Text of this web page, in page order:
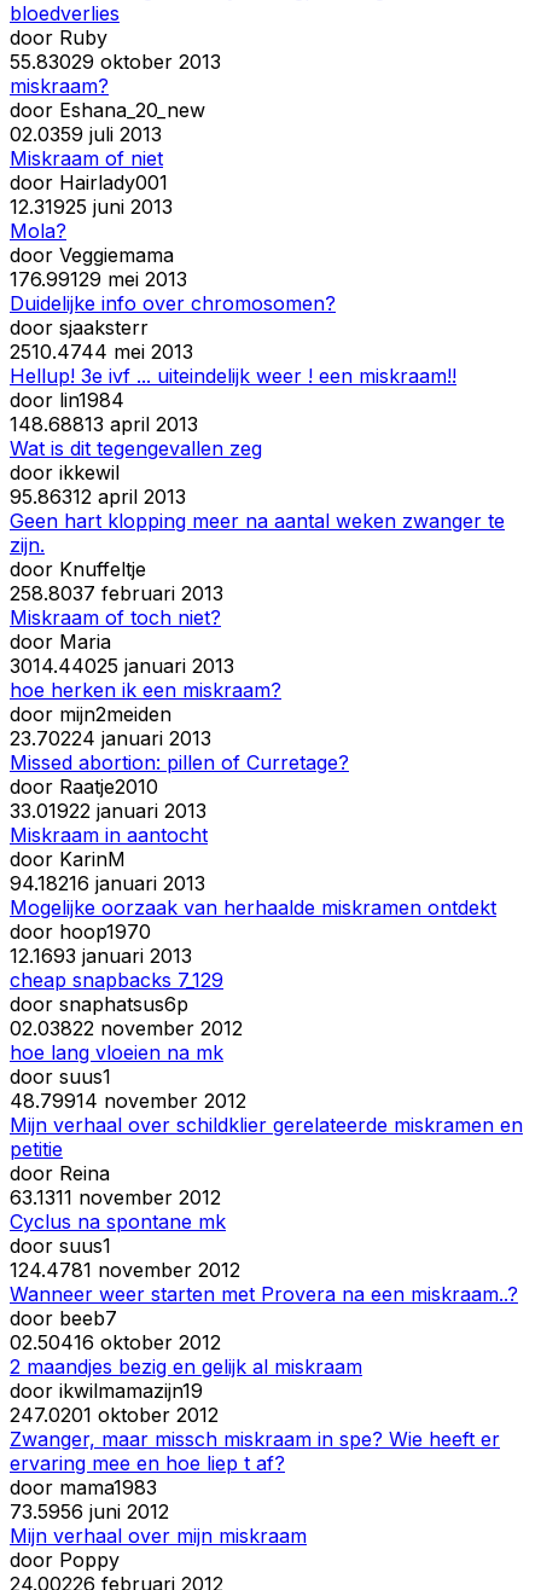
bloedverlies
door Ruby
55.83029 oktober 2013
miskraam?
door Eshana_20_new
02.0359 juli 2013
Miskraam of niet
door Hairlady001
12.31925 juni 2013
Mola?
door Veggiemama
176.99129 mei 2013
Duidelijke info over chromosomen?
door sjaaksterr
2510.4744 mei 2013
Hellup! 3e ivf ... uiteindelijk weer ! een miskraam!!
door lin1984
148.68813 april 2013
Wat is dit tegengevallen zeg
door ikkewil
95.86312 april 2013
Geen hart klopping meer na aantal weken zwanger te
zijn.
door Knuffeltje
258.8037 februari 2013
Miskraam of toch niet?
door Maria
3014.44025 januari 2013
hoe herken ik een miskraam?
door mijn2meiden
23.70224 januari 2013
Missed abortion: pillen of Curretage?
door Raatje2010
33.01922 januari 2013
Miskraam in aantocht
door KarinM
94.18216 januari 2013
Mogelijke oorzaak van herhaalde miskramen ontdekt
door hoop1970
12.1693 januari 2013
cheap snapbacks 7_129
door snaphatsus6p
02.03822 november 2012
hoe lang vloeien na mk
door suus1
48.79914 november 2012
Mijn verhaal over schildklier gerelateerde miskramen en
petitie
door Reina
63.1311 november 2012
Cyclus na spontane mk
door suus1
124.4781 november 2012
Wanneer weer starten met Provera na een miskraam..?
door beeb7
02.50416 oktober 2012
2 maandjes bezig en gelijk al miskraam
door ikwilmamazijn19
247.0201 oktober 2012
Zwanger, maar missch miskraam in spe? Wie heeft er
ervaring mee en hoe liep t af?
door mama1983
73.5956 juni 2012
Mijn verhaal over mijn miskraam
door Poppy
24.00226 februari 2012